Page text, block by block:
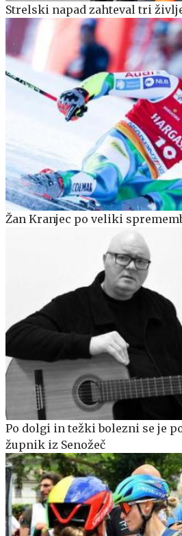
Strelski napad zahteval tri
Žan Kranjec po veliki
Po dolgi in težki bolezni se je
župnik iz Senožeč